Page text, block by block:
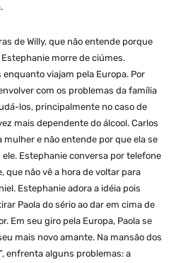
de Willy, que não entende porque
morre de ciúmes.
viajam pela Europa. Por
com os problemas da família
los, principalmente no caso de
mais dependente do álcool. Carlos
e não entende por que ela se
Estephanie conversa por telefone
que não vê a hora de voltar para
Estephanie adora a idéia pois
Paola do sério ao dar em cima de
Em seu giro pela Europa, Paola se
mais novo amante. Na mansão dos
enfrenta alguns problemas: a